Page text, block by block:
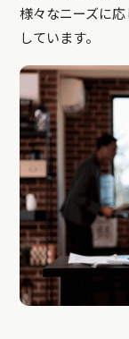
様々なニーズに
しています。